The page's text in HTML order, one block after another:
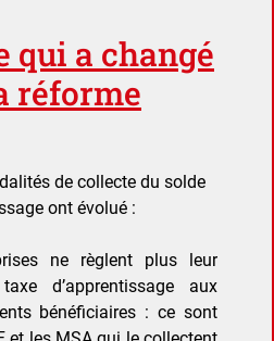
qui a changé
réforme
de collecte du solde
ont évolué :
ne règlent plus leur
d’apprentissage aux
bénéficiaires : ce sont